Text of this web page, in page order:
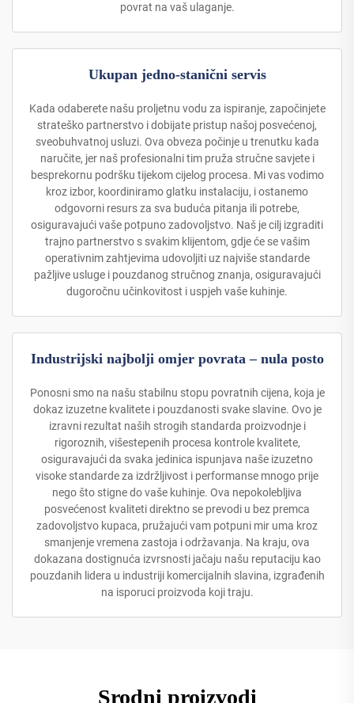
povrat na vaš ulaganje.
Ukupan jedno-stanični servis
Kada odaberete našu proljetnu vodu za ispiranje, započinjete
strateško partnerstvo i dobijate pristup našoj posvećenoj,
sveobuhvatnoj usluzi. Ova obveza počinje u trenutku kada
naručite, jer naš profesionalni tim pruža stručne savjete i
besprekornu podršku tijekom cijelog procesa. Mi vas vodimo
kroz izbor, koordiniramo glatku instalaciju, i ostanemo
odgovorni resurs za sva buduća pitanja ili potrebe,
osiguravajući vaše potpuno zadovoljstvo. Naš je cilj izgraditi
trajno partnerstvo s svakim klijentom, gdje će se vašim
operativnim zahtjevima udovoljiti uz najviše standarde
pažljive usluge i pouzdanog stručnog znanja, osiguravajući
dugoročnu učinkovitost i uspjeh vaše kuhinje.
Industrijski najbolji omjer povrata – nula posto
Ponosni smo na našu stabilnu stopu povratnih cijena, koja je
dokaz izuzetne kvalitete i pouzdanosti svake slavine. Ovo je
izravni rezultat naših strogih standarda proizvodnje i
rigoroznih, višestepenih procesa kontrole kvalitete,
osiguravajući da svaka jedinica ispunjava naše izuzetno
visoke standarde za izdržljivost i performanse mnogo prije
nego što stigne do vaše kuhinje. Ova nepokolebljiva
posvećenost kvaliteti direktno se prevodi u bez premca
zadovoljstvo kupaca, pružajući vam potpuni mir uma kroz
smanjenje vremena zastoja i održavanja. Na kraju, ova
dokazana dostignuća izvrsnosti jačaju našu reputaciju kao
pouzdanih lidera u industriji komercijalnih slavina, izgrađenih
na isporuci proizvoda koji traju.
Srodni proizvodi